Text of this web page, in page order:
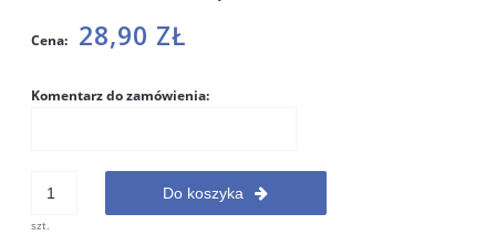
Cena: 28,90 ZŁ
Komentarz do zamówienia:
szt.
Do koszyka